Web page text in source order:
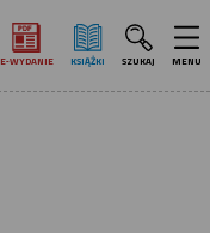
E‑WYDANIE KSIĄŻKI SZUKAJ MENU